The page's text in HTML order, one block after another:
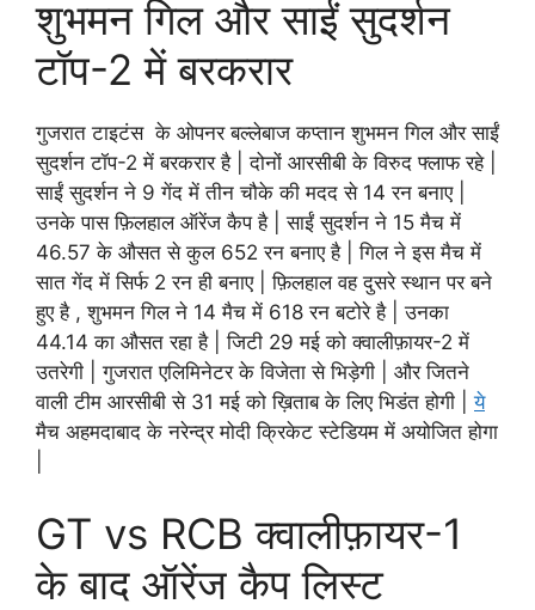
शुभमन गिल और साईं सुदर्शन
टॉप-2 में बरकरार
गुजरात टाइटंस के ओपनर बल्लेबाज कप्तान शुभमन गिल और साईं
सुदर्शन टॉप-2 में बरकरार है | दोनों आरसीबी के विरुद फ्लाफ रहे |
साईं सुदर्शन ने 9 गेंद में तीन चौके की मदद से 14 रन बनाए |
उनके पास फ़िलहाल ऑरेंज कैप है | साईं सुदर्शन ने 15 मैच में
46.57 के औसत से कुल 652 रन बनाए है | गिल ने इस मैच में
सात गेंद में सिर्फ 2 रन ही बनाए | फ़िलहाल वह दुसरे स्थान पर बने
हुए है , शुभमन गिल ने 14 मैच में 618 रन बटोरे है | उनका
44.14 का औसत रहा है | जिटी 29 मई को क्वालीफ़ायर-2 में
उतरेगी | गुजरात एलिमिनेटर के विजेता से भिड़ेगी | और जितने
वाली टीम आरसीबी से 31 मई को ख़िताब के लिए भिडंत होगी |ये
मैच अहमदाबाद के नरेन्द्र मोदी क्रिकेट स्टेडियम में अयोजित होगा
GT vs RCB क्वालीफ़ायर-1
के बाद ऑरेंज कैप लिस्ट